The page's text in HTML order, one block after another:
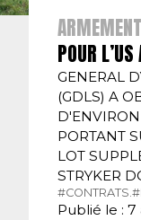
ARMEMENT
POUR
GENERAL
(GDLS) A
PORTANT
LOT
STRYKER
#CONTRATS.
Publié le :